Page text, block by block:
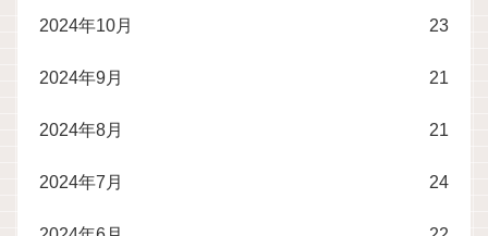
2024年10月 23
2024年9月 21
2024年8月 21
2024年7月 24